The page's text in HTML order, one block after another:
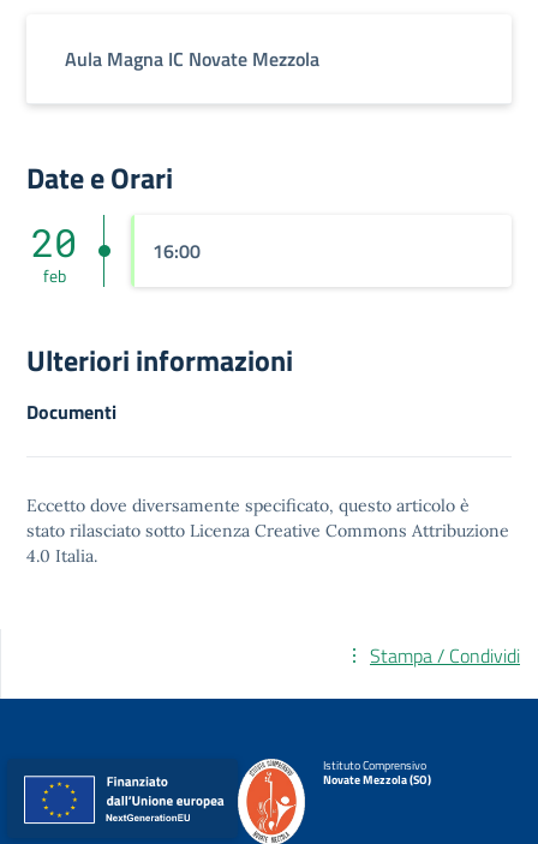
Aula Magna IC Novate Mezzola
Date e Orari
20
feb
16:00
Ulteriori informazioni
Documenti
Eccetto dove diversamente specificato, questo articolo è
stato rilasciato sotto Licenza Creative Commons Attribuzione
4.0 Italia.
Stampa / Condividi
Istituto Comprensivo
Novate Mezzola (SO)